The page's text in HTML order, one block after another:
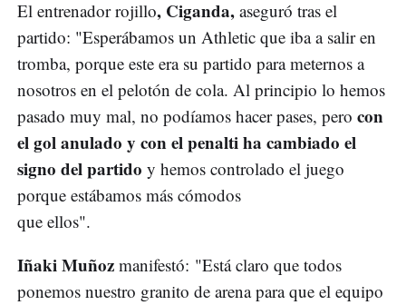
El entrenador rojillo, Ciganda, aseguró tras el
partido: "Esperábamos un Athletic que iba a salir en
tromba, porque este era su partido para meternos a
nosotros en el pelotón de cola. Al principio lo hemos
pasado muy mal, no podíamos hacer pases, pero con
el gol anulado y con el penalti ha cambiado el
signo del partido y hemos controlado el juego
porque estábamos más cómodos
que ellos".
Iñaki Muñoz manifestó: "Está claro que todos
ponemos nuestro granito de arena para que el equipo